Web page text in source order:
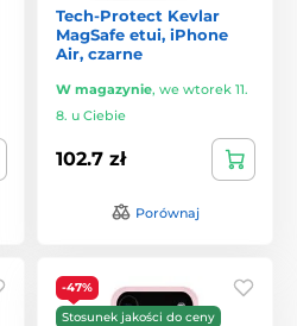
Tech-Protect Kevlar
MagSafe etui, iPhone
Air, czarne
W magazynie, we wtorek 11.
8. u Ciebie
102.7 zł
Porównaj
-47%
Stosunek jakości do ceny